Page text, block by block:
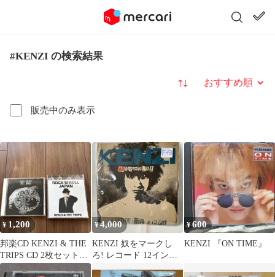
#KENZI の検索結果
販売中のみ表示
並び替え
¥ 1,200
邦楽CD KENZI & THE
TRIPS CD 2枚セット
punk
¥4,000
KENZI 奴をマークし
ろ! レコード 12インチ
¥600
KENZI 『ON TIME』